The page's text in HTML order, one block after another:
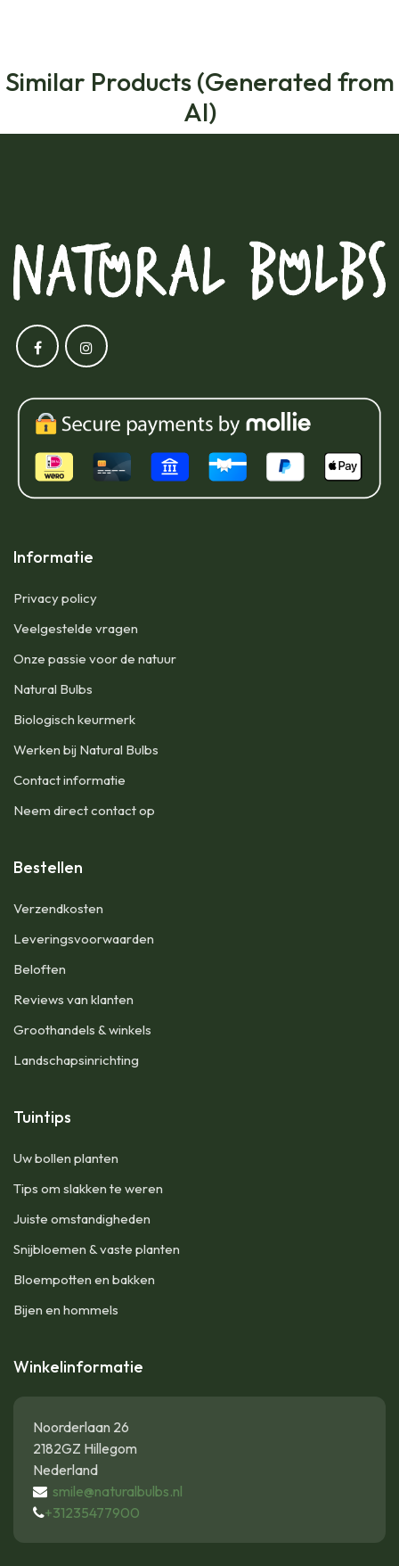
Similar Products (Generated from
AI)
Informatie
Privacy policy
Veelgestelde vragen
Onze passie voor de natuur
Natural Bulbs
Biologisch keurmerk
Werken bij Natural Bulbs
Contact informatie
Neem direct contact op
Bestellen
Verzendkosten
Leveringsvoorwaarden
Beloften
Reviews van klanten
Groothandels & winkels
Landschapsinrichting
Tuintips
Uw bollen planten
Tips om slakken te weren
Juiste omstandigheden
Snijbloemen & vaste planten
Bloempotten en bakken
Bijen en hommels
Winkelinformatie
Noorderlaan 26
2182GZ Hillegom
Nederland
smile@naturalbulbs.nl
+31235477900